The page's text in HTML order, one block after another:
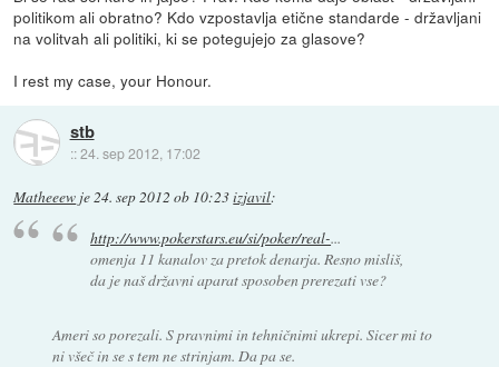
politikom ali obratno? Kdo vzpostavlja etične standarde - državljani
na volitvah ali politiki, ki se potegujejo za glasove?
I rest my case, your Honour.
stb
::24. sep 2012, 17:02
Matheeew je24. sep 2012 ob 10:23izjavil:
http://www.pokerstars.eu/si/poker/real-...
omenja 11 kanalov za pretok denarja. Resno misliš,
da je naš državni aparat sposoben prerezati vse?
Ameri so porezali. S pravnimi in tehničnimi ukrepi. Sicer mi to
ni všeč in se s tem ne strinjam. Da pa se.